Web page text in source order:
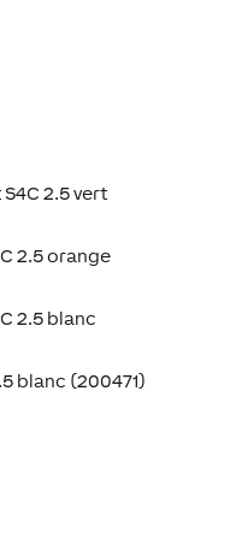
2.5 vert
2.5 orange
2.5 blanc
blanc (200471)